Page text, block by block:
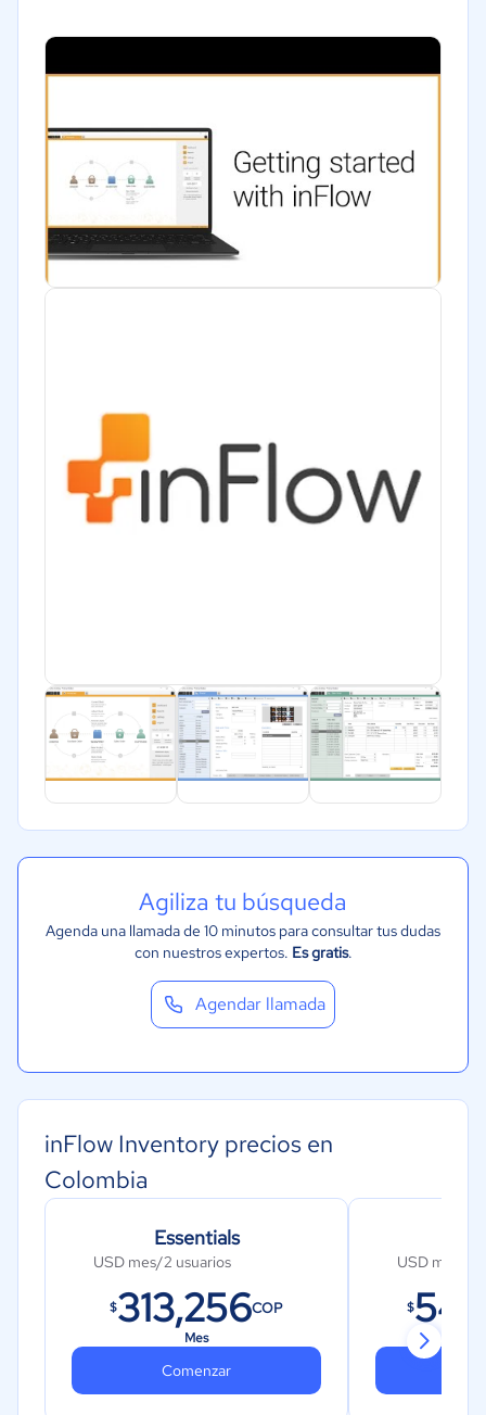
Agiliza tu búsqueda
Agenda una llamada de 10 minutos para consultar tus dudas
con nuestros expertos. Es gratis.
Agendar llamada
inFlow Inventory precios en
Colombia
Essentials
USD mes/2 usuarios
$313,256COP
Mes
Comenzar
USD mes/5
$